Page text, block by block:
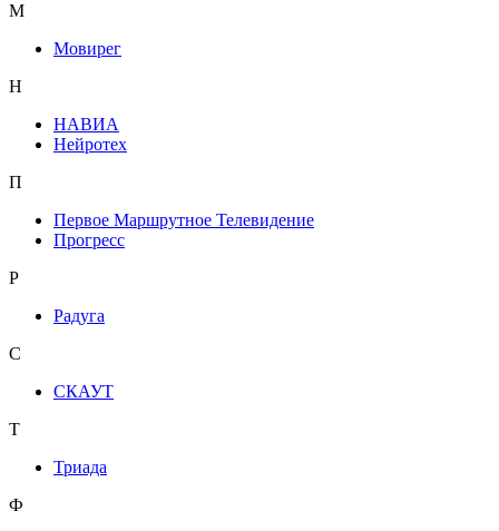
М
Мовирег
Н
НАВИА
Нейротех
П
Первое Маршрутное Телевидение
Прогресс
Р
Радуга
С
СКАУТ
Т
Триада
Ф